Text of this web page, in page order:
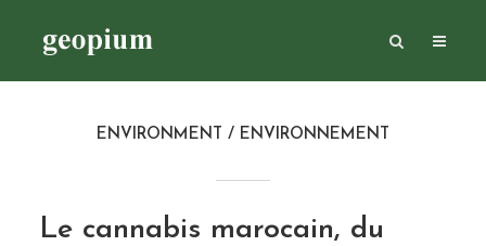
ENVIRONMENT / ENVIRONNEMENT
Le cannabis marocain, du